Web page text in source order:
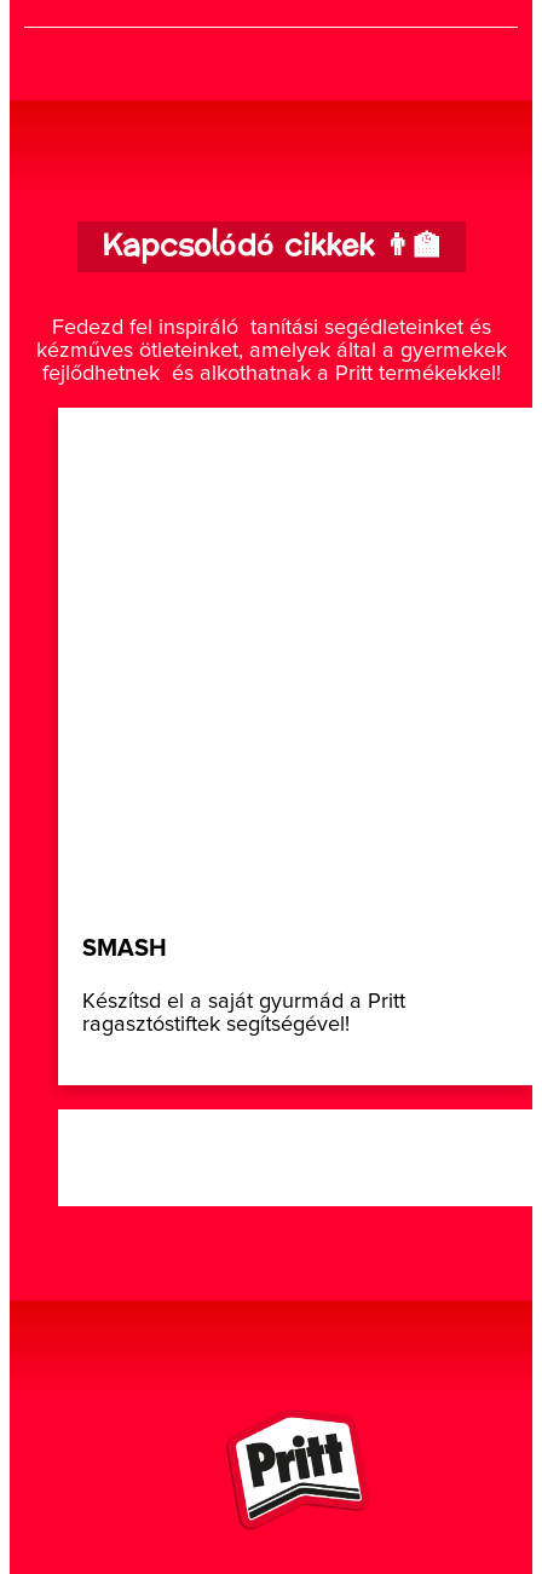
Kapcsolódó cikkek 👨‍🏫
Fedezd fel inspiráló tanítási segédleteinket és
kézműves ötleteinket, amelyek által a gyermekek
fejlődhetnek és alkothatnak a Pritt termékekkel!
SMASH
Készítsd el a saját gyurmád a Pritt
ragasztóstiftek segítségével!